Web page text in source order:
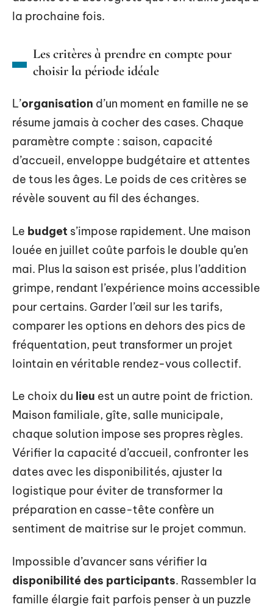
la prochaine fois.
Les critères à prendre en compte pour
choisir la période idéale
L’organisation d’un moment en famille ne se
résume jamais à cocher des cases. Chaque
paramètre compte : saison, capacité
d’accueil, enveloppe budgétaire et attentes
de tous les âges. Le poids de ces critères se
révèle souvent au fil des échanges.
Le budget s’impose rapidement. Une maison
louée en juillet coûte parfois le double qu’en
mai. Plus la saison est prisée, plus l’addition
grimpe, rendant l’expérience moins accessible
pour certains. Garder l’œil sur les tarifs,
comparer les options en dehors des pics de
fréquentation, peut transformer un projet
lointain en véritable rendez-vous collectif.
Le choix du lieu est un autre point de friction.
Maison familiale, gîte, salle municipale,
chaque solution impose ses propres règles.
Vérifier la capacité d’accueil, confronter les
dates avec les disponibilités, ajuster la
logistique pour éviter de transformer la
préparation en casse-tête confère un
sentiment de maitrise sur le projet commun.
Impossible d’avancer sans vérifier la
disponibilité des participants. Rassembler la
famille élargie fait parfois penser à un puzzle